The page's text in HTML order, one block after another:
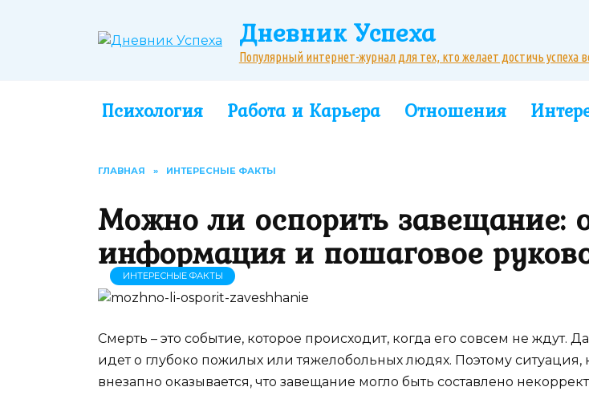
Дневник Успеха
Популярный интернет-журнал для тех, кто желает достичь успеха
Психология Работа и Карьера Отношения
ГЛАВНАЯ » ИНТЕРЕСНЫЕ ФАКТЫ
Можно ли оспорить завещание:
информация и пошаговое
ИНТЕРЕСНЫЕ ФАКТЫ
Смерть – это событие, которое происходит, когда его совсем не ждут.
идет о глубоко пожилых или тяжелобольных людях. Поэтому ситуация,
внезапно оказывается, что завещание могло быть составлено